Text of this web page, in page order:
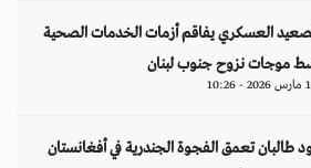
العسكري يفاقم أزمات الخدمات الصحية
موجات نزوح جنوب لبنان
10:26
طالبان تعمق الفجوة الجندرية في أفغانستان